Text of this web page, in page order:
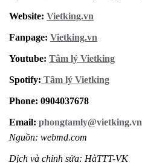
Website: Vietking.vn
Fanpage: Vietking.vn
Youtube: Tâm lý Vietking
Spotify: Tâm lý Vietking
Phone: 0904037678
Email: phongtamly@vietking.vn
Nguồn: webmd.com
Dịch và chỉnh sửa: HàTTT-VK